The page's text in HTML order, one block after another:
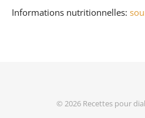
Informations nutritionnelles:
© 2026 Recettes pour